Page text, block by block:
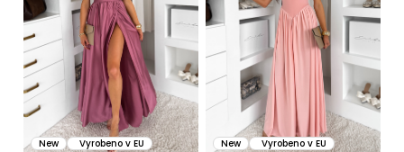
New Vyrobeno v EU New Vyrobeno v EU